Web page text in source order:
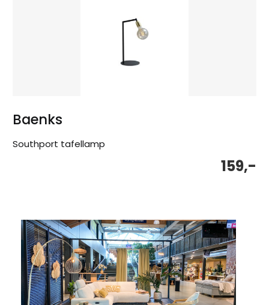
Baenks
Southport tafellamp
159,-